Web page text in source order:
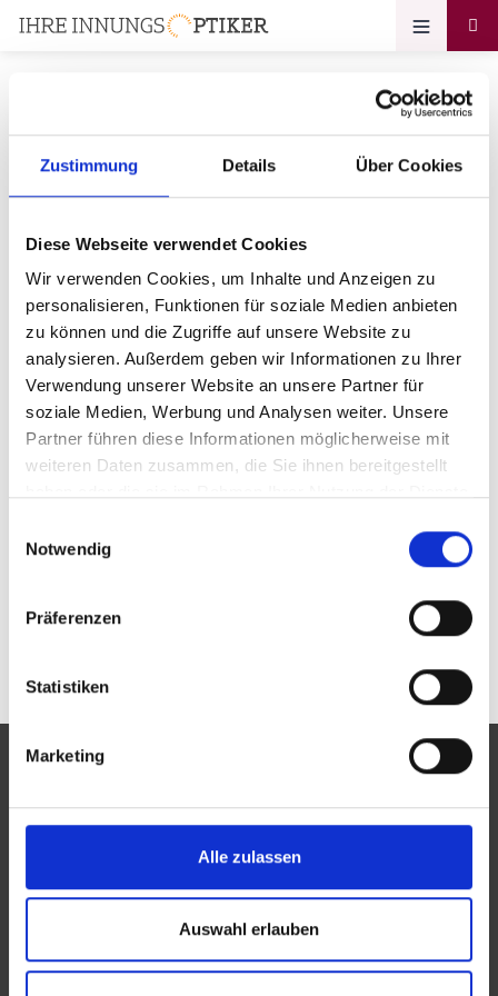
Zustimmung Details Über Cookies
Diese Webseite verwendet Cookies
Wir verwenden Cookies, um Inhalte und Anzeigen zu
personalisieren, Funktionen für soziale Medien anbieten
zu können und die Zugriffe auf unsere Website zu
analysieren. Außerdem geben wir Informationen zu Ihrer
Verwendung unserer Website an unsere Partner für
soziale Medien, Werbung und Analysen weiter. Unsere
Partner führen diese Informationen möglicherweise mit
weiteren Daten zusammen, die Sie ihnen bereitgestellt
Notwendig
Präferenzen
Statistiken
Marketing
Alle zulassen
Auswahl erlauben
Ihr Zugang zum
OUNDA GmbH c/o Optik Braun
Bitte geben Sie Ihr Passwort ein:
allgemeinen Suche.
Eine Aktion des Zentralverbandes der Augenoptiker und
Der ZVA ist ein Bundesinnungsverband, seine Mitglieder
sind die Landesinnungsverbände und Landesinnungen
des Augenoptikerhandwerks.